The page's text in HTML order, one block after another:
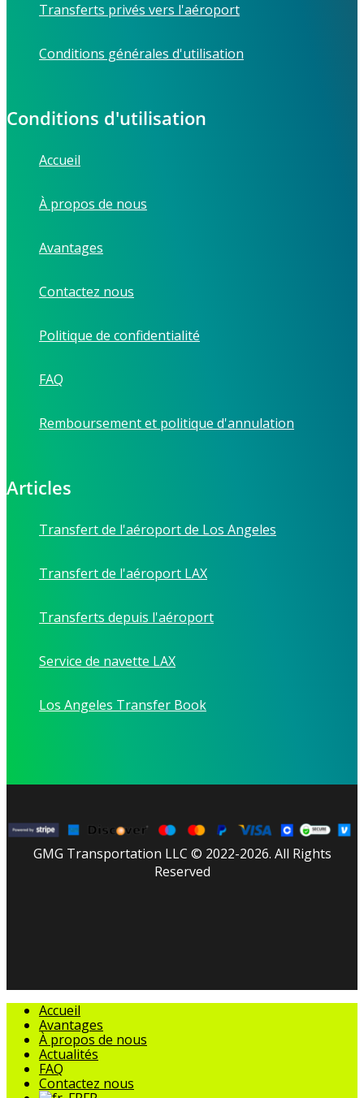
Transferts privés vers l'aéroport
Conditions générales d'utilisation
Conditions d'utilisation
Accueil
À propos de nous
Avantages
Contactez nous
Politique de confidentialité
FAQ
Remboursement et politique d'annulation
Articles
Transfert de l'aéroport de Los Angeles
Transfert de l'aéroport LAX
Transferts depuis l'aéroport
Service de navette LAX
Los Angeles Transfer Book
GMG Transportation LLC © 2022-2026. All Rights
Reserved
Fermer
menu
Accueil
Avantages
À propos de nous
Actualités
FAQ
Contactez nous